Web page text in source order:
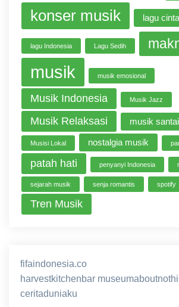
konser musik lagu cinta
lagu Indonesia Lagu Sedih
musik musik emosional
Musik Indonesia Musik Jazz
Musik Relaksasi musik santai
Musisi Lokal nostalgia musik
patah hati penyanyi Indonesia
sejarah musik senja romantis spotify
Tren Musik
fifaindonesia.co
harvestkitchenbar
ceritaduniaku